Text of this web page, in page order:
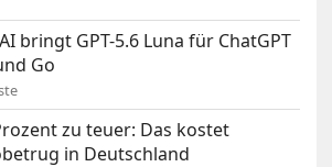
bringt GPT-5.6 Luna für ChatGPT
Go
zu teuer: Das kostet
in Deutschland